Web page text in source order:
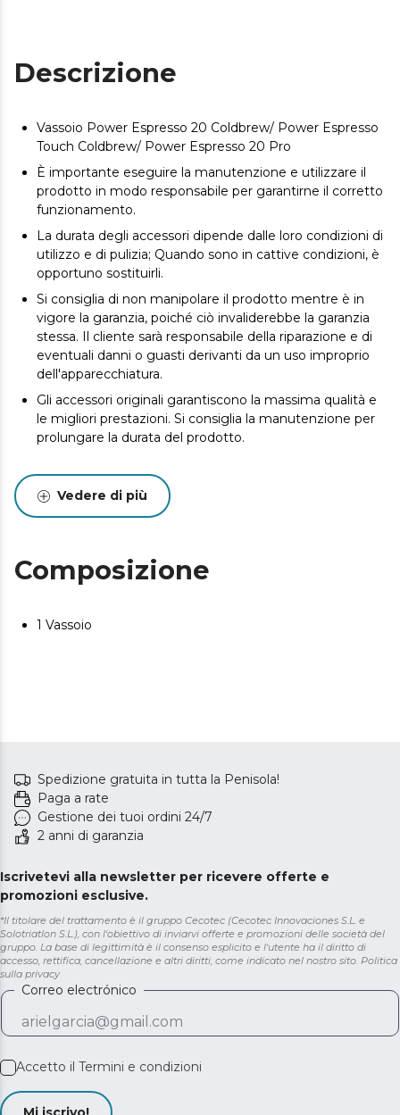
Descrizione
Vassoio Power Espresso 20 Coldbrew/ Power Espresso
Touch Coldbrew/ Power Espresso 20 Pro
È importante eseguire la manutenzione e utilizzare il
prodotto in modo responsabile per garantirne il corretto
funzionamento.
La durata degli accessori dipende dalle loro condizioni di
utilizzo e di pulizia; Quando sono in cattive condizioni, è
opportuno sostituirli.
Si consiglia di non manipolare il prodotto mentre è in
vigore la garanzia, poiché ciò invaliderebbe la garanzia
stessa. Il cliente sarà responsabile della riparazione e di
eventuali danni o guasti derivanti da un uso improprio
dell'apparecchiatura.
Gli accessori originali garantiscono la massima qualità e
le migliori prestazioni. Si consiglia la manutenzione per
prolungare la durata del prodotto.
Vedere di più
Composizione
1 Vassoio
Spedizione gratuita in tutta la Penisola!
Paga a rate
Gestione dei tuoi ordini 24/7
2 anni di garanzia
Iscrivetevi alla newsletter per ricevere offerte e
promozioni esclusive.
*Il titolare del trattamento è il gruppo Cecotec (Cecotec Innovaciones S.L. e
Solotriatlon S.L.), con l'obiettivo di inviarvi offerte e promozioni delle società del
gruppo. La base di legittimità è il consenso esplicito e l'utente ha il diritto di
accesso, rettifica, cancellazione e altri diritti, come indicato nel nostro sito. Politica
sulla privacy
Correo electrónico
Accetto il Termini e condizioni